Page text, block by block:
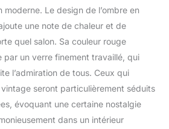
un environnement
chaleureux et paisible.
Caractéristiques: Des
lampes de haute qualité,
pour le salon, la chambre
à coucher, la chambre
d'enfants, le studio et
d'autres lieux haut de
Le design de l’ombre en
une note de chaleur et de
quel salon. Sa couleur rouge
un verre finement travaillé, qui
l’admiration de tous. Ceux qui
seront particulièrement séduits
évoquant une certaine nostalgie
dans un intérieur